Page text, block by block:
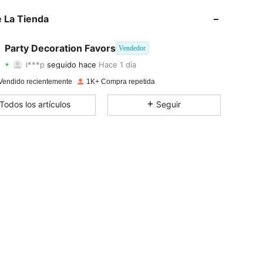
La Tienda
Party Decoration Favors Vendedor
4,90
233
4,90 Calificación 10Artículos 233
4,90 10 233
recientemente 1K+ Compra repetida
Todos los artículos Seguir